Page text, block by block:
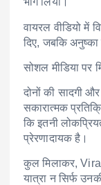
वायरल वीडियो में
दिए, जबकि
सोशल मीडिया पर
दोनों की सादगी
सकारात्मक
कि इतनी
प्रेरणादायक है।
कुल मिलाकर,
यात्रा न सिर्फ